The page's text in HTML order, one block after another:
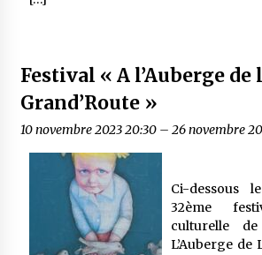
Festival « A l’Auberge de
Grand’Route »
10 novembre 2023 20:30– 26 novembre
Ci-dessous
32ème
culturelle
L’Auberge de